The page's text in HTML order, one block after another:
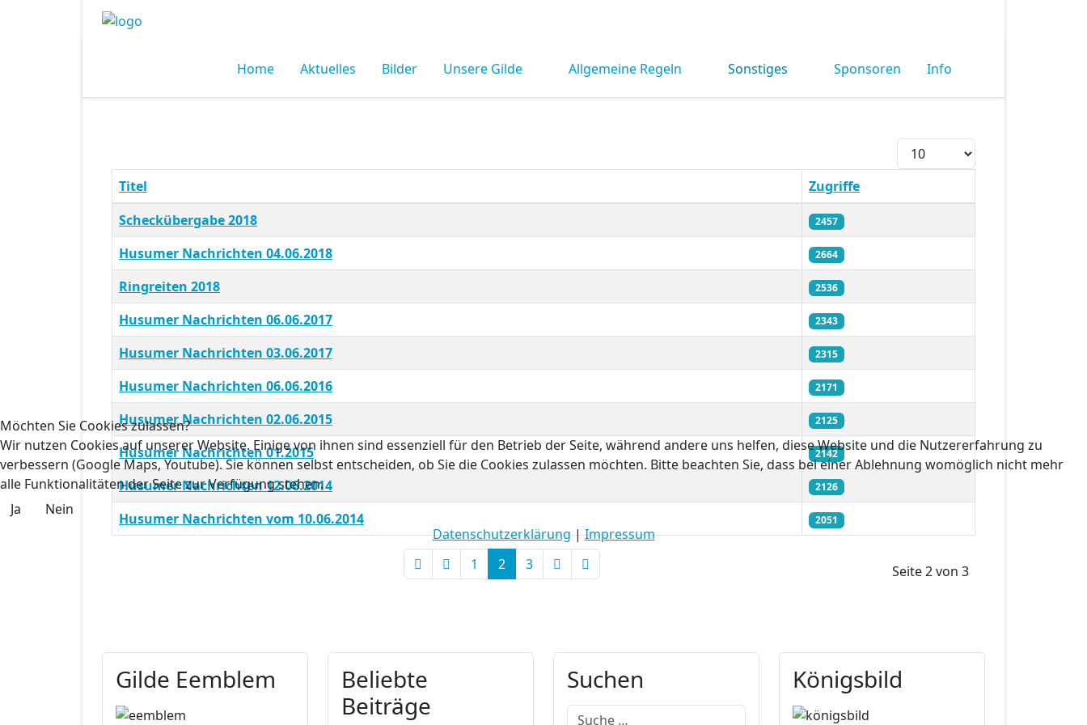
Home Aktuelles Bilder Unsere Gilde Allgemeine Regeln Sonstiges Sponsoren Info
Anzeige #
Beiträge
Titel
Zugriffe
Scheckübergabe 2018
2457
Husumer Nachrichten 04.06.2018 2664
Ringreiten 2018 2536
Husumer Nachrichten 06.06.2017 2343
Husumer Nachrichten 03.06.2017 2315
Husumer Nachrichten 06.06.2016 2171
Husumer Nachrichten 02.06.2015 2125
Husumer Nachrichten 01.2015 2142
Husumer Nachrichten 12.06.2014 2126
Husumer Nachrichten vom 10.06.2014 2051
Seite 2 von 3
1 2 3
Gilde Eemblem
Beliebte
Beiträge
Suchen
Suchen
Königsbild
Möchten Sie Cookies zulassen?
Wir nutzen Cookies auf unserer Website. Einige von ihnen sind essenziell für den Betrieb der Seite, während andere uns helfen, diese Website und die Nutzererfahrung zu
verbessern (Google Maps, Youtube). Sie können selbst entscheiden, ob Sie die Cookies zulassen möchten. Bitte beachten Sie, dass bei einer Ablehnung womöglich nicht mehr
alle Funktionalitäten der Seite zur Verfügung stehen.
Ja
Nein
Datenschutzerklärung|Impressum